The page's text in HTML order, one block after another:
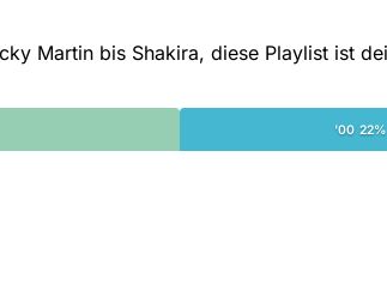
Martin bis Shakira, diese Playlist ist
'00 22%